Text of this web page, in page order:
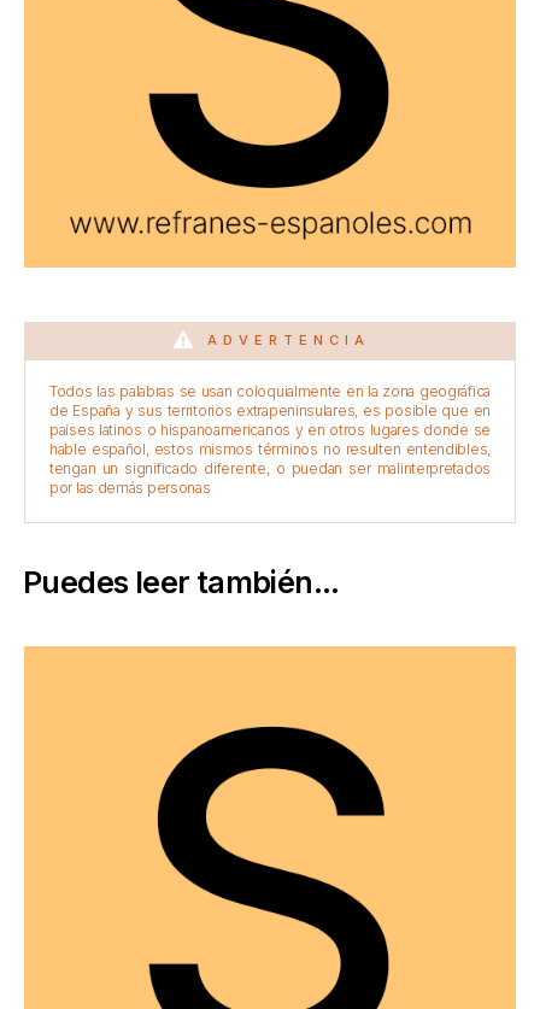
ADVERTENCIA
Todos las palabras se usan coloquialmente en la zona geográfica
de España y sus territorios extrapeninsulares, es posible que en
países latinos o hispanoamericanos y en otros lugares donde se
hable español, estos mismos términos no resulten entendibles,
tengan un significado diferente, o puedan ser malinterpretados
por las demás personas
Puedes leer también...